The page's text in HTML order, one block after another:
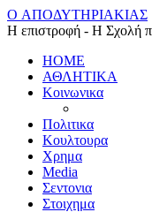
O ΑΠΟΔΥΤΗΡΙΑΚΙΑΣ
Η επιστροφή - Η Σχολή
HOME
ΑΘΛΗΤΙΚΑ
Κοινωνικα
Πολιτικα
Κουλτουρα
Χρημα
Media
Σεντονια
Στοιχημα